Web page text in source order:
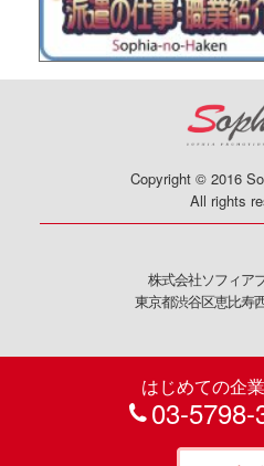
Copyright © 2016
All rights
株式会社ソフィア
東京都渋谷区恵比寿
はじめての企
03-5798-